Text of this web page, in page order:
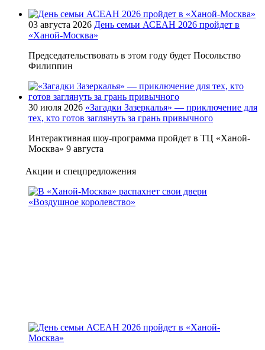
03 августа 2026 День семьи АСЕАН 2026 пройдет в
«Ханой-Москва»
Председательствовать в этом году будет Посольство
Филиппин
30 июля 2026 «Загадки Зазеркалья» — приключение для
тех, кто готов заглянуть за грань привычного
Интерактивная шоу-программа пройдет в ТЦ «Ханой-
Москва» 9 августа
Акции и спецпредложения